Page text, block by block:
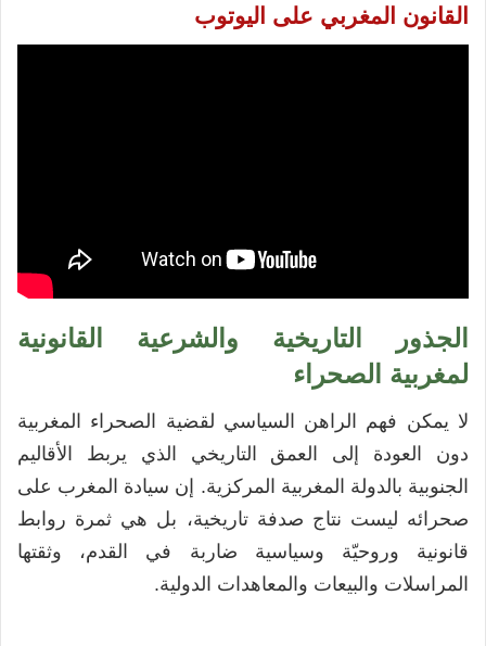
القانون المغربي على اليوتوب
الجذور التاريخية والشرعية القانونية
لمغربية الصحراء
لا يمكن فهم الراهن السياسي لقضية الصحراء المغربية
دون العودة إلى العمق التاريخي الذي يربط الأقاليم
الجنوبية بالدولة المغربية المركزية. إن سيادة المغرب على
صحرائه ليست نتاج صدفة تاريخية، بل هي ثمرة روابط
قانونية وروحيّة وسياسية ضاربة في القدم، وثقتها
المراسلات والبيعات والمعاهدات الدولية.